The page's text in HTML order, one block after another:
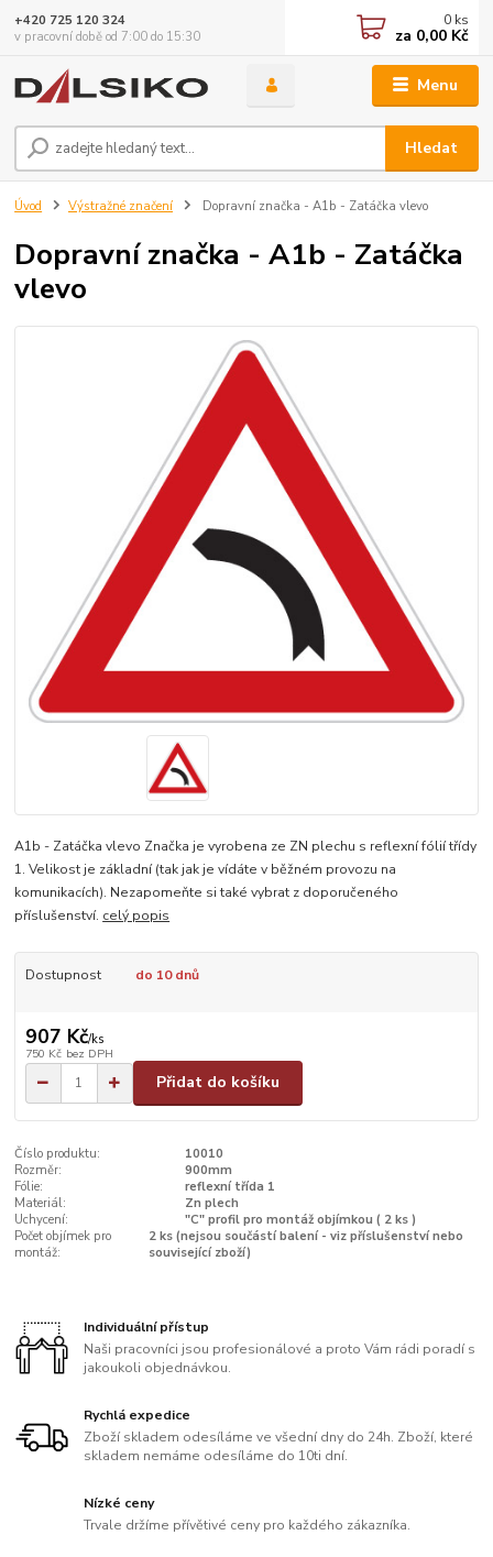
Menu
Hledat
+420 725 120 324
v pracovní době od 7:00 do 15:30
0 ks
za 0,00 Kč
Úvod Výstražné značení Dopravní značka - A1b - Zatáčka vlevo
Dopravní značka - A1b - Zatáčka
vlevo
A1b - Zatáčka vlevo Značka je vyrobena ze ZN plechu s reflexní fólií třídy
1. Velikost je základní (tak jak je vídáte v běžném provozu na
komunikacích). Nezapomeňte si také vybrat z doporučeného
příslušenství. celý popis
Dostupnost do 10 dnů
907 Kč/ks
750 Kč bez DPH
Přidat do košíku
Číslo produktu:
10010
Rozměr:
900mm
Fólie:
reflexní třída 1
Materiál:
Zn plech
Uchycení:
"C" profil pro montáž objímkou ( 2 ks )
Počet objímek pro
montáž:
2 ks (nejsou součástí balení - viz příslušenství nebo
související zboží)
Individuální přístup
Naši pracovníci jsou profesionálové a proto Vám rádi poradí s
jakoukoli objednávkou.
Rychlá expedice
Zboží skladem odesíláme ve všední dny do 24h. Zboží, které
skladem nemáme odesíláme do 10ti dní.
Nízké ceny
Trvale držíme přívětivé ceny pro každého zákazníka.